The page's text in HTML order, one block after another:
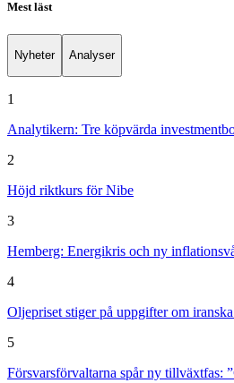
Mest läst
Nyheter Analyser
1
Analytikern: Tre köpvärda
2
Höjd riktkurs för Nibe
3
Hemberg: Energikris och ny
4
Oljepriset stiger på uppgifter om
5
Försvarsförvaltarna spår ny tillväxtfas: